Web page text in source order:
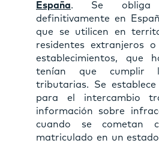
España. Se obliga
definitivamente en
que se utilicen en
residentes extranjeros
establecimientos, que
tenían que cumplir
tributarias.
Se
para el intercambio
información sobre
cuando se cometan
matriculado en un